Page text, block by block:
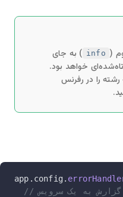
(
info ) به جای
خواهد بود.
را در رفرنس
app.config.
گزارش به یک سرویس